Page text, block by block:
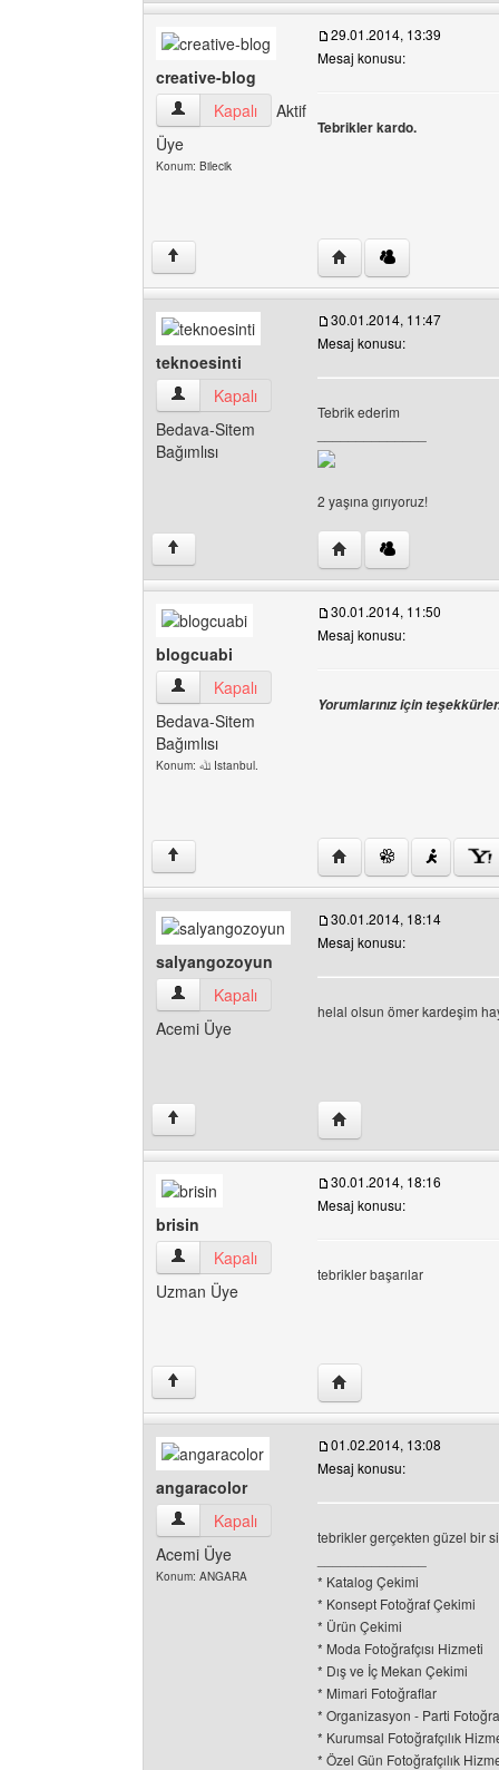
creative-blog
creative-blog Kullanıcının profilini görüntüle
Kapalı
Aktif
Üye
Konum: Bilecik
29.01.2014, 13:39
Mesaj konusu:
Tebrikler kardo.
↑ Yazarın web sitesini
teknoesinti
teknoesinti Kullanıcının profilini görüntüle
Kapalı
Bedava-Sitem
Bağımlısı
30.01.2014, 11:47
Mesaj konusu:
Tebrik ederim
2 yaşına gırıyoruz!
↑ Yazarın web sitesini
blogcuabi
blogcuabi Kullanıcının profilini görüntüle
Kapalı
Bedava-Sitem
Bağımlısı
Konum: ﷲ Istanbul.
30.01.2014, 11:50
Mesaj konusu:
Yorumlarınız için
↑ Yazarın web sitesini
salyangozoyun
salyangozoyun Kullanıcının profilini görüntüle
Kapalı
Acemi Üye
30.01.2014, 18:14
Mesaj konusu:
helal olsun ömer kardeşim
↑ Yazarın web sitesini
brisin
brisin Kullanıcının profilini görüntüle
Kapalı
Uzman Üye
30.01.2014, 18:16
Mesaj konusu:
tebrikler başarılar
↑ Yazarın web sitesini
angaracolor
angaracolor Kullanıcının profilini görüntüle
Kapalı
Acemi Üye
Konum: ANGARA
01.02.2014, 13:08
Mesaj konusu:
tebrikler gerçekten güzel bir
* Katalog Çekimi
* Konsept Fotoğraf Çekimi
* Ürün Çekimi
* Moda Fotoğrafçısı Hizmeti
* Dış ve İç Mekan Çekimi
* Mimari Fotoğraflar
* Organizasyon - Parti
* Kurumsal Fotoğrafçılık
* Özel Gün Fotoğrafçılık